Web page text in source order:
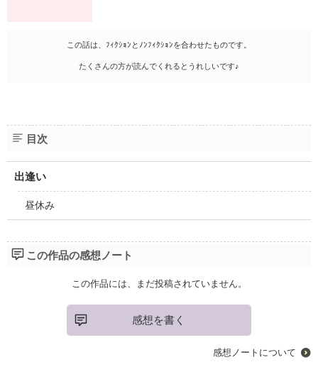
この話は、ﾌｨｸｼｮﾝとﾉﾝﾌｨｸｼｮﾝを合わせたものです。
たくさんの方が読んでくれるとうれしいです♪
目次
出逢い
昼休み
この作品の感想ノート
この作品には、まだ投稿されていません。
感想を書く
感想ノートについて